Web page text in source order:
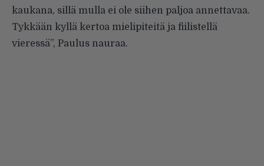
kaukana, sillä mulla ei ole siihen paljoa annettavaa.
Tykkään kyllä kertoa mielipiteitä ja fiilistellä
vieressä”, Paulus nauraa.